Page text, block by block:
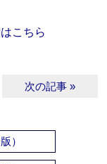
こちら
次の記事 »
）